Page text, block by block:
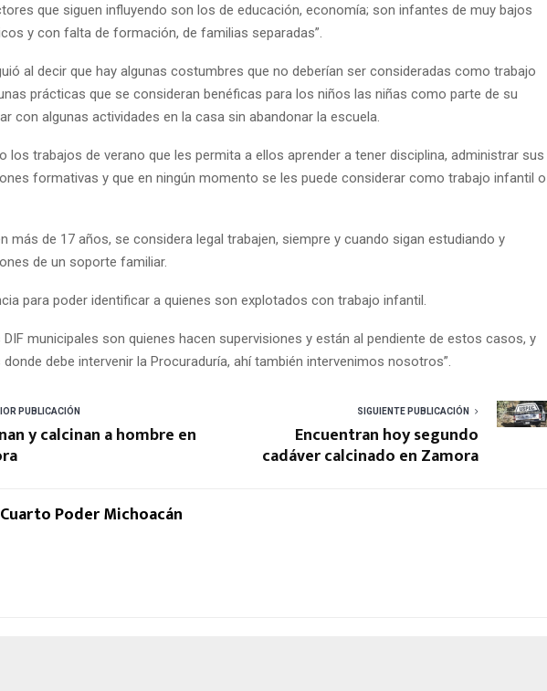
que siguen influyendo son los de educación, economía; son infantes de muy bajos
y con falta de formación, de familias separadas”.
al decir que hay algunas costumbres que no deberían ser consideradas como trabajo
prácticas que se consideran benéficas para los niños las niñas como parte de su
con algunas actividades en la casa sin abandonar la escuela.
los trabajos de verano que les permita a ellos aprender a tener disciplina, administrar sus
formativas y que en ningún momento se les puede considerar como trabajo infantil o
más de 17 años, se considera legal trabajen, siempre y cuando sigan estudiando y
de un soporte familiar.
para poder identificar a quienes son explotados con trabajo infantil.
DIF municipales son quienes hacen supervisiones y están al pendiente de estos casos, y
debe intervenir la Procuraduría, ahí también intervenimos nosotros”.
PUBLICACIÓN
y calcinan a hombre en
SIGUIENTE PUBLICACIÓN
Encuentran hoy segundo
cadáver calcinado en Zamora
Cuarto Poder Michoacán